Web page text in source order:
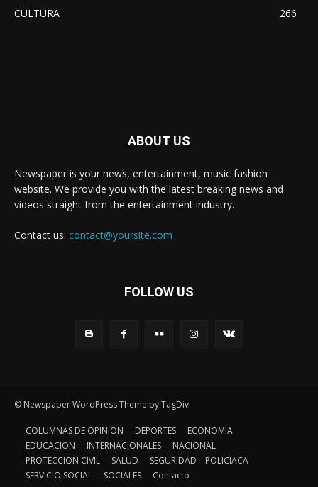
CULTURA
266
ABOUT US
Newspaper is your news, entertainment, music fashion
website. We provide you with the latest breaking news and
videos straight from the entertainment industry.
Contact us: contact@yoursite.com
FOLLOW US
© Newspaper WordPress Theme by TagDiv
COLUMNAS DE OPINION DEPORTES
ECONOMIA
EDUCACION
INTERNACIONALES
NACIONAL
PROTECCION CIVIL
SALUD
SEGURIDAD – POLICIACA
SERVICIO SOCIAL
SOCIALES Contacto